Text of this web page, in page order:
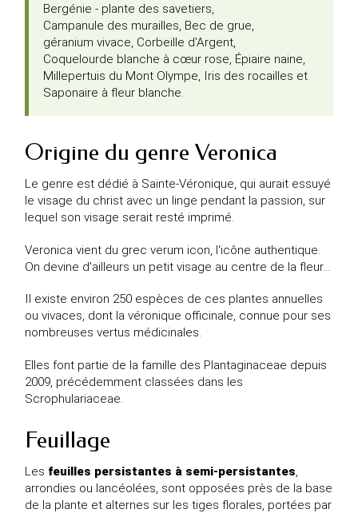
Bergénie - plante des savetiers,
Campanule des murailles, Bec de grue,
géranium vivace, Corbeille d'Argent,
Coquelourde blanche à cœur rose, Épiaire naine,
Millepertuis du Mont Olympe, Iris des rocailles et
Saponaire à fleur blanche.
Origine du genre Veronica
Le genre est dédié à Sainte-Véronique, qui aurait essuyé
le visage du christ avec un linge pendant la passion, sur
lequel son visage serait resté imprimé.
Veronica vient du grec verum icon, l'icône authentique.
On devine d'ailleurs un petit visage au centre de la fleur...
Il existe environ 250 espèces de ces plantes annuelles
ou vivaces, dont la véronique officinale, connue pour ses
nombreuses vertus médicinales.
Elles font partie de la famille des Plantaginaceae depuis
2009, précédemment classées dans les
Scrophulariaceae.
Feuillage
Les feuilles persistantes à semi-persistantes,
arrondies ou lancéolées, sont opposées près de la base
de la plante et alternes sur les tiges florales, portées par